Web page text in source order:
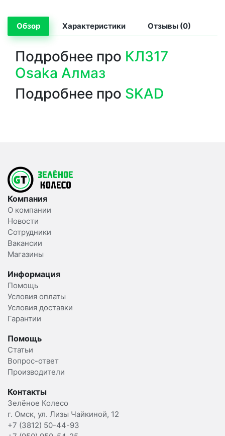
Обзор Характеристики Отзывы (0)
Подробнее про КЛ317
Osaka Алмаз
Подробнее про SKAD
Компания
О компании
Новости
Сотрудники
Вакансии
Магазины
Информация
Помощь
Условия оплаты
Условия доставки
Гарантии
Помощь
Статьи
Вопрос-ответ
Производители
Контакты
Зелёное Колесо
г. Омск, ул. Лизы Чайкиной, 12
+7 (3812) 50-44-93